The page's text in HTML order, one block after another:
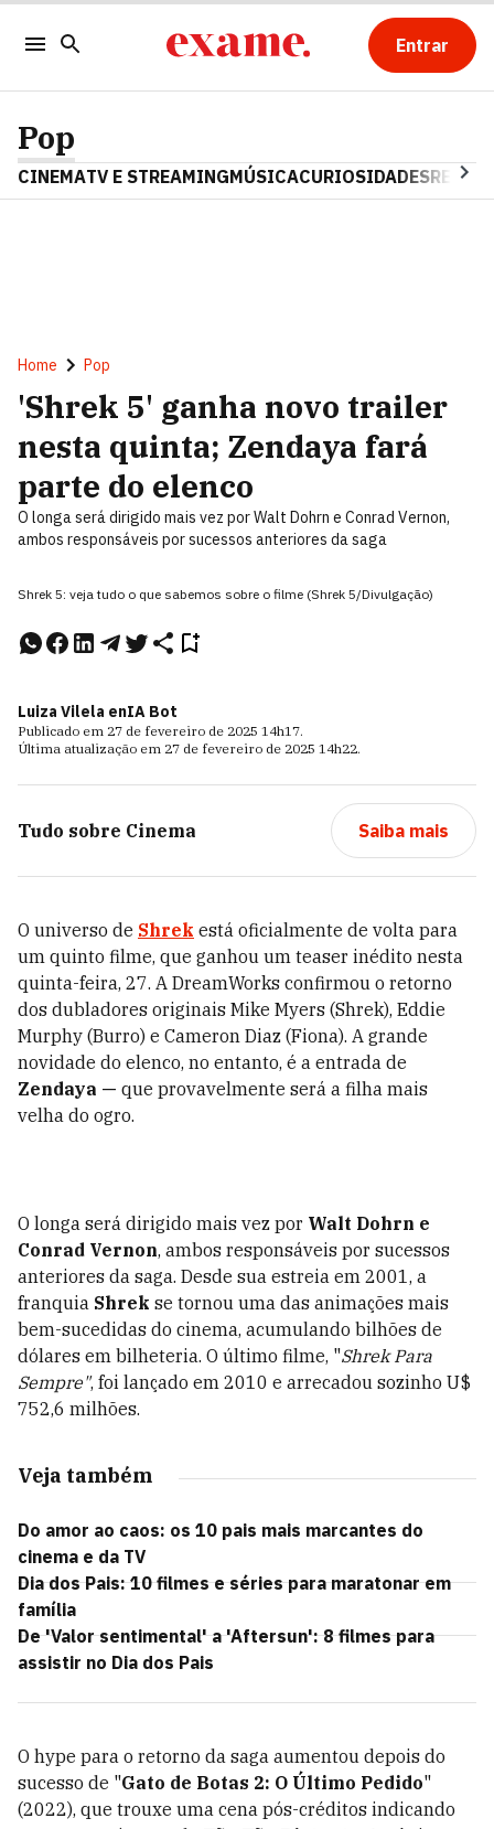
Entrar
Pop
CINEMATV E STREAMINGMÚSICACURIOSIDADES
Home Pop
'Shrek 5' ganha novo trailer
nesta quinta; Zendaya fará
parte do elenco
O longa será dirigido mais vez por Walt Dohrn e Conrad Vernon,
ambos responsáveis por sucessos anteriores da saga
Shrek 5: veja tudo o que sabemos sobre o filme (Shrek 5/Divulgação)
Luiza Vilela enIA Bot
Publicado em 27 de fevereiro de 2025 14h17.
Última atualização em 27 de fevereiro de 2025 14h22.
Tudo sobre Cinema Saiba mais
O universo de Shrek está oficialmente de volta para
um quinto filme, que ganhou um teaser inédito nesta
quinta-feira, 27. A DreamWorks confirmou o retorno
dos dubladores originais Mike Myers (Shrek), Eddie
Murphy (Burro) e Cameron Diaz (Fiona). A grande
novidade do elenco, no entanto, é a entrada de
Zendaya — que provavelmente será a filha mais
velha do ogro.
O longa será dirigido mais vez por Walt Dohrn e
Conrad Vernon, ambos responsáveis por sucessos
anteriores da saga. Desde sua estreia em 2001, a
franquia Shrek se tornou uma das animações mais
bem-sucedidas do cinema, acumulando bilhões de
dólares em bilheteria. O último filme, "Shrek Para
Sempre", foi lançado em 2010 e arrecadou sozinho U$
752,6 milhões.
Veja também
Do amor ao caos: os 10 pais mais marcantes do
cinema e da TV
Dia dos Pais: 10 filmes e séries para maratonar em
família
De 'Valor sentimental' a 'Aftersun': 8 filmes para
assistir no Dia dos Pais
O hype para o retorno da saga aumentou depois do
sucesso de "Gato de Botas 2: O Último Pedido"
(2022), que trouxe uma cena pós-créditos indicando